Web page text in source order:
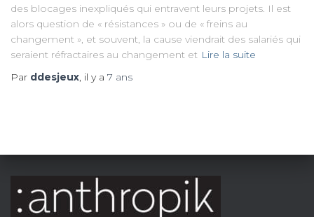
des blocages inexpliqués qui entravent leurs projets. Il est
alors question de « résistances » ou de « freins au
changement », et souvent, la cause viendrait des salariés qui
seraient réfractaires au changement et Lire la suite
Par ddesjeux, il y a 7 ans